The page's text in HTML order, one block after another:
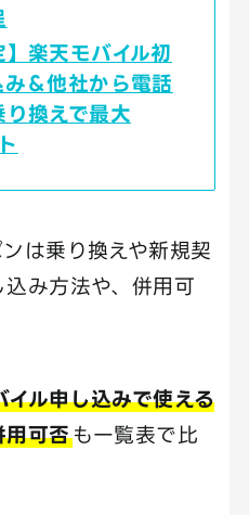
】楽天モバイル初
＆他社から電話
換えで最大
は乗り換えや新規契
み方法や、併用可
ル申し込みで使える
用可否も一覧表で比